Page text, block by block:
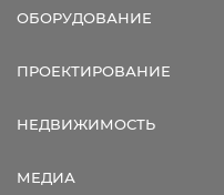
ОБОРУДОВАНИЕ
ПРОЕКТИРОВАНИЕ
НЕДВИЖИМОСТЬ
МЕДИА